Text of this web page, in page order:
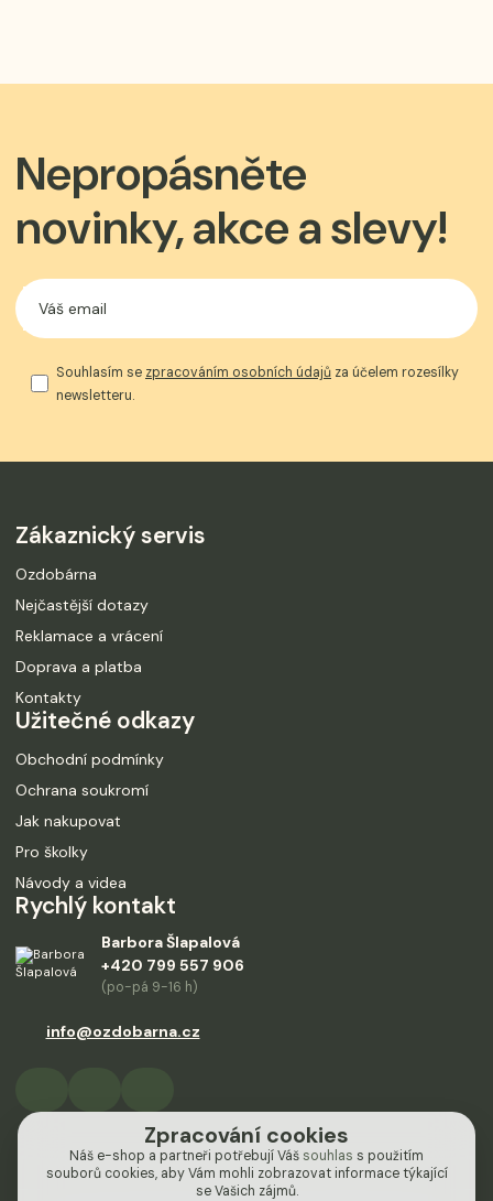
Nepropásněte
novinky, akce a slevy!
Souhlasím se zpracováním osobních údajů za účelem rozesílky
newsletteru.
Zákaznický servis
Ozdobárna
Nejčastější dotazy
Reklamace a vrácení
Doprava a platba
Kontakty
Užitečné odkazy
Obchodní podmínky
Ochrana soukromí
Jak nakupovat
Pro školky
Návody a videa
Rychlý kontakt
Barbora Šlapalová
+420 799 557 906
(po-pá 9-16 h)
info@ozdobarna.cz
Zpracování cookies
Náš e-shop a partneři potřebují Váš souhlas s použitím
souborů cookies, aby Vám mohli zobrazovat informace týkající
se Vašich zájmů.